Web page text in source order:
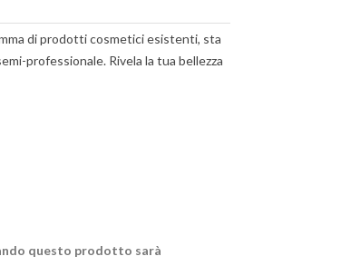
di prodotti cosmetici esistenti, sta
professionale. Rivela la tua bellezza
questo prodotto sarà